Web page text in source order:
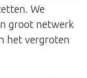
We
groot netwerk
het vergroten